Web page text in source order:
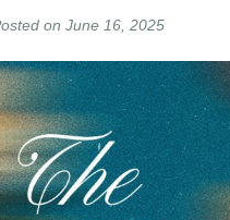
on June 16, 2025